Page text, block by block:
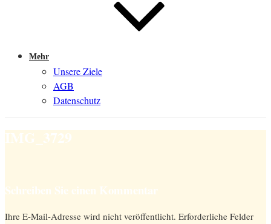
Mehr
Unsere Ziele
AGB
Datenschutz
IMG_3729
Schreiben Sie einen Kommentar
Ihre E-Mail-Adresse wird nicht veröffentlicht. Erforderliche Felder